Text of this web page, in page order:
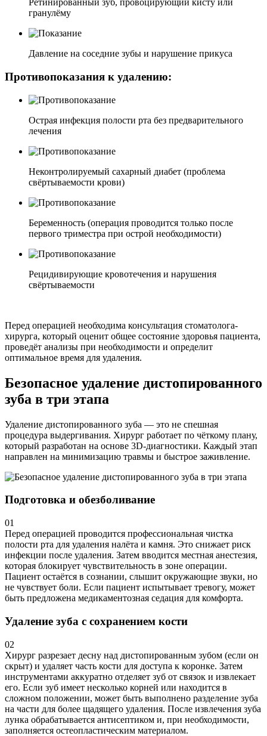
Ретинированный зуб, провоцирующий кисту или
гранулёму
Давление на соседние зубы и нарушение прикуса
Противопоказания к удалению:
Острая инфекция полости рта без предварительного
лечения
Неконтролируемый сахарный диабет (проблема
свёртываемости крови)
Беременность (операция проводится только после
первого триместра при острой необходимости)
Рецидивирующие кровотечения и нарушения
свёртываемости
Перед операцией необходима консультация стоматолога-
хирурга, который оценит общее состояние здоровья пациента,
проведёт анализы при необходимости и определит
оптимальное время для удаления.
Безопасное удаление дистопированного
зуба в три этапа
Удаление дистопированного зуба — это не спешная
процедура выдергивания. Хирург работает по чёткому плану,
который разработан на основе 3D-диагностики. Каждый этап
направлен на минимизацию травмы и быстрое заживление.
Подготовка и обезболивание
01
Перед операцией проводится профессиональная чистка
полости рта для удаления налёта и камня. Это снижает риск
инфекции после удаления. Затем вводится местная анестезия,
которая блокирует чувствительность в зоне операции.
Пациент остаётся в сознании, слышит окружающие звуки, но
не чувствует боли. Если пациент испытывает тревогу, может
быть предложена медикаментозная седация для комфорта.
Удаление зуба с сохранением кости
02
Хирург разрезает десну над дистопированным зубом (если он
скрыт) и удаляет часть кости для доступа к коронке. Затем
инструментами аккуратно отделяет зуб от связок и извлекает
его. Если зуб имеет несколько корней или находится в
сложном положении, может быть выполнено разделение зуба
на части для более щадящего удаления. После извлечения зуба
лунка обрабатывается антисептиком и, при необходимости,
заполняется остеопластическим материалом.